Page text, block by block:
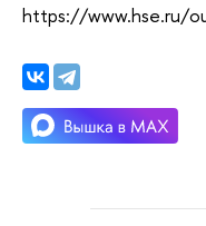
https://www.hse.ru/